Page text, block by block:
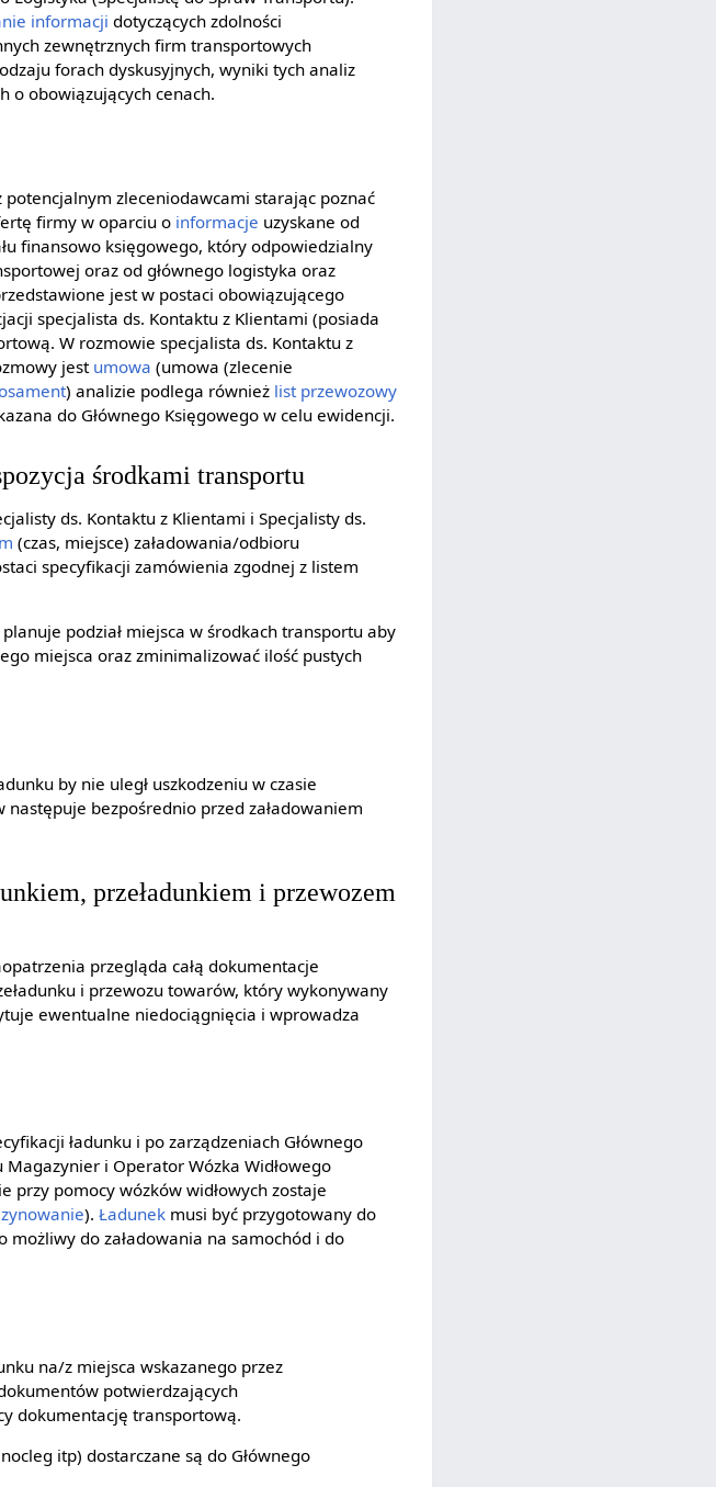
informacji dotyczących zdolności
zewnętrznych firm transportowych
forach dyskusyjnych, wyniki tych analiz
o obowiązujących cenach.
zleceniodawcami starając poznać
firmy w oparciu o informacje uzyskane od
finansowo księgowego, który odpowiedzialny
oraz od głównego logistyka oraz
jest w postaci obowiązującego
specjalista ds. Kontaktu z Klientami (posiada
W rozmowie specjalista ds. Kontaktu z
jest umowa (umowa (zlecenie
) analizie podlega również list przewozowy
do Głównego Księgowego w celu ewidencji.
środkami transportu
ds. Kontaktu z Klientami i Specjalisty ds.
(czas, miejsce) załadowania/odbioru
specyfikacji zamówienia zgodnej z listem
podział miejsca w środkach transportu aby
miejsca oraz zminimalizować ilość pustych
by nie uległ uszkodzeniu w czasie
bezpośrednio przed załadowaniem
przeładunkiem i przewozem
przegląda całą dokumentacje
i przewozu towarów, który wykonywany
ewentualne niedociągnięcia i wprowadza
ładunku i po zarządzeniach Głównego
Magazynier i Operator Wózka Widłowego
przy pomocy wózków widłowych zostaje
).Ładunek musi być przygotowany do
do załadowania na samochód i do
na/z miejsca wskazanego przez
potwierdzających
dokumentację transportową.
itp) dostarczane są do Głównego